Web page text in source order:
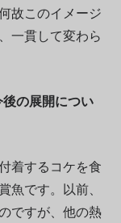
故このイメージ
一貫して変わら
の展開につい
着するコケを食
です。以前、
ですが、他の熱